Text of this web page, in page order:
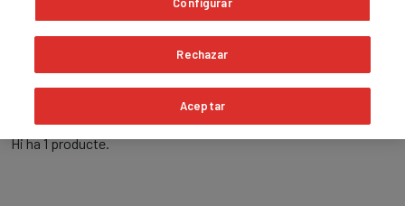
Bourbon
Hi ha 1 producte.
Rellevància expand_more
Rechazar
Aceptar